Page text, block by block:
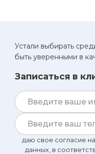
Устали выбирать
быть уверенными в
Записаться в
даю свое согласие
данных, в